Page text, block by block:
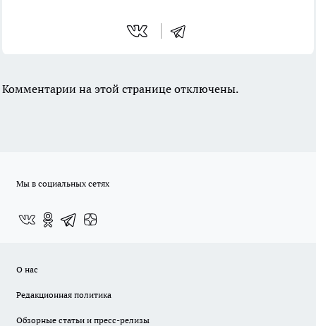
Комментарии на этой странице отключены.
Мы в социальных сетях
О нас
Редакционная политика
Обзорные статьи и пресс-релизы